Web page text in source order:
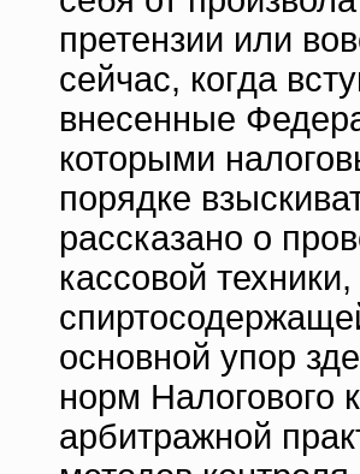
претензии или
сейчас, когда
внесенные
которыми
порядке
рассказано о
кассовой
основной упор
норм Налогового
арбитражной